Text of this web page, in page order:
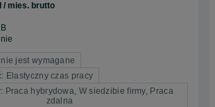
/ mies. brutto
jest wymagane
Elastyczny czas pracy
Praca hybrydowa, W siedzibie firmy, Praca
zdalna